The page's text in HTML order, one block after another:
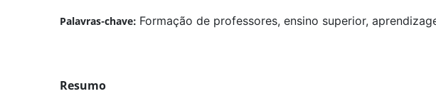
Palavras-chave: Formação de professores, ensino superior,
Resumo